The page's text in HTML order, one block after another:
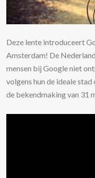
Deze lente introduceert
Amsterdam! De
mensen bij Google niet
volgens hun de ideale
de bekendmaking van 31